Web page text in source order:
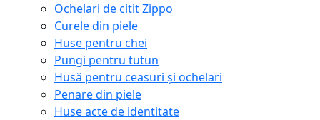
Ochelari de citit Zippo
Curele din piele
Huse pentru chei
Pungi pentru tutun
Husă pentru ceasuri și ochelari
Penare din piele
Huse acte de identitate